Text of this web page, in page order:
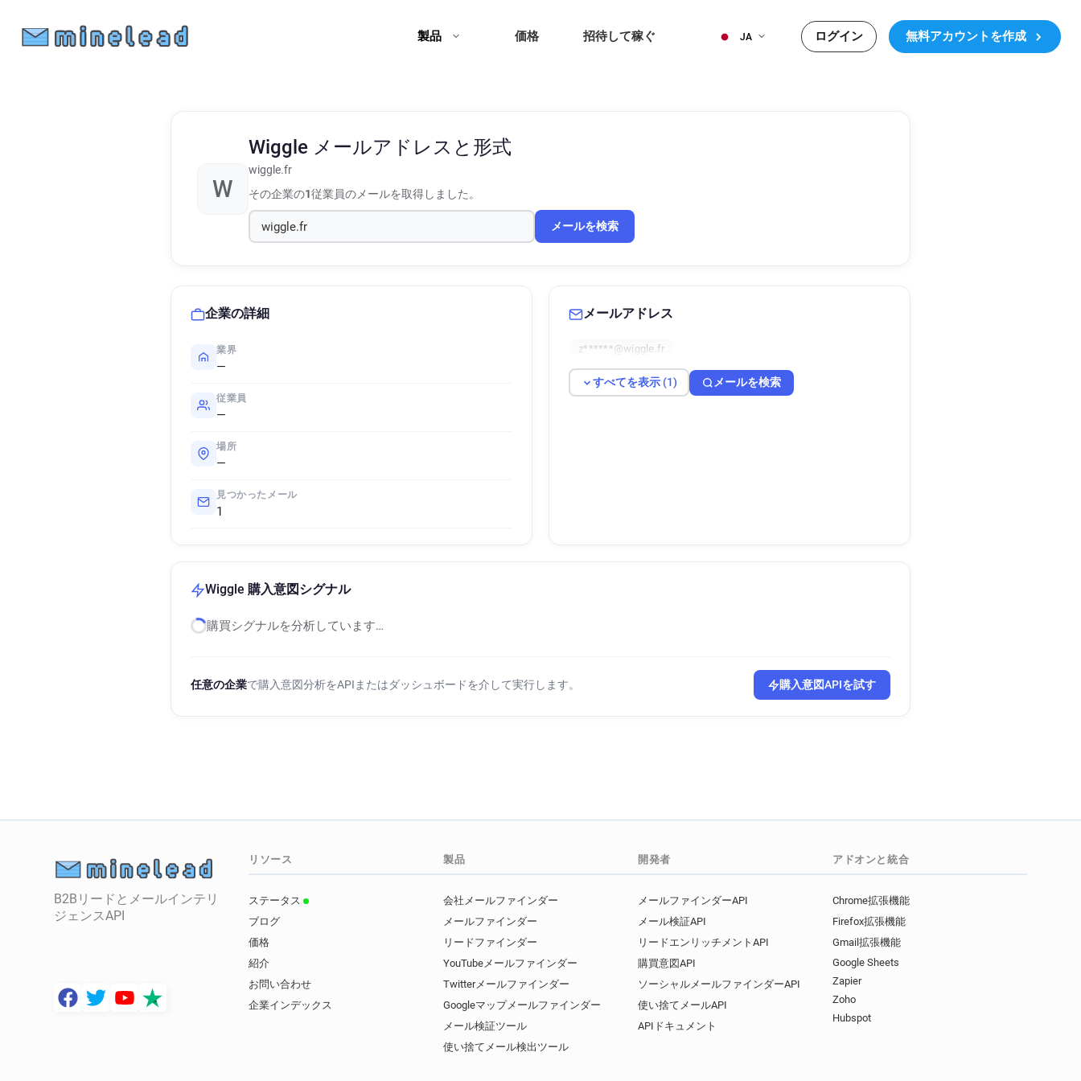
製品 価格 招待して稼ぐ JA ログイン 無料アカウントを作成
W
Wiggle メールアドレスと形式
wiggle.fr
その企業の1従業員のメールを取得しました。
メールを検索
企業の詳細
業界
—
従業員
—
場所
—
見つかったメール
1
メールアドレス
z******@wiggle.fr
すべてを表示 (1) メールを検索
Wiggle 購入意図シグナル
購買シグナルを分析しています…
任意の企業で購入意図分析をAPIまたはダッシュボードを介して実行します。 購入意図APIを試す
B2Bリードとメールインテリ
ジェンスAPI
リソース
ステータス
ブログ
価格
紹介
お問い合わせ
企業インデックス
製品
会社メールファインダー
メールファインダー
リードファインダー
YouTubeメールファインダー
Twitterメールファインダー
Googleマップメールファインダー
メール検証ツール
使い捨てメール検出ツール
開発者
メールファインダーAPI
メール検証API
リードエンリッチメントAPI
購買意図API
ソーシャルメールファインダーAPI
使い捨てメールAPI
APIドキュメント
アドオンと統合
Chrome拡張機能
Firefox拡張機能
Gmail拡張機能
Google Sheets
Zapier
Zoho
Hubspot